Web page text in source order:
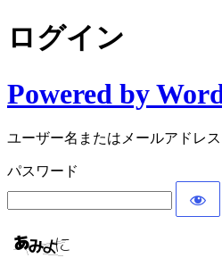
ログイン
Powered by
ユーザー名またはメールアドレス
パスワード